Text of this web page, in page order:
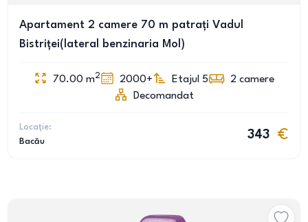
Apartament 2 camere 70 m patrați Vadul
Bistriței(lateral benzinaria Mol)
70.00 m2 2000+ Etajul 5 2 camere
Decomandat
Locație:
Bacău
343